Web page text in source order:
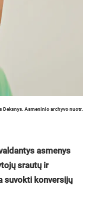
Deksnys. Asmeninio archyvo nuotr.
asmenys
srautų ir
suvokti konversijų